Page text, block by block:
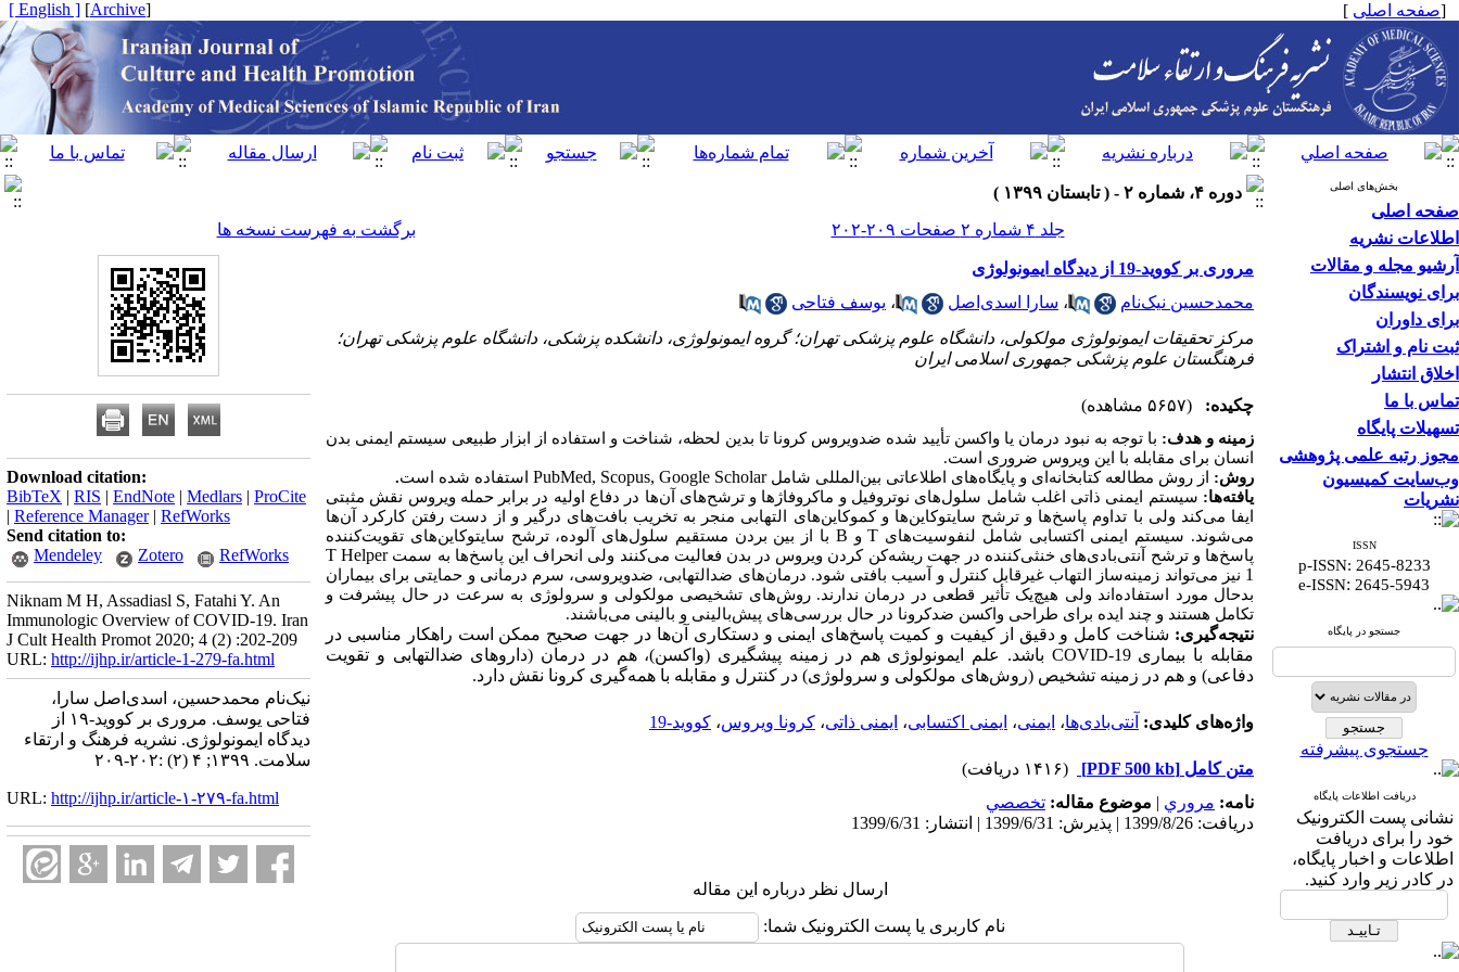
[صفحه اصلی ]
[
Archive
]
[ English ]
بخش‌های اصلی
صفحه اصلی
اطلاعات نشریه
آرشیو مجله و مقالات
برای نویسندگان
برای داوران
ثبت نام و اشتراک
اخلاق انتشار
تماس با ما
تسهیلات پایگاه
مجوز رتبه علمی پژوهشی
وب‌سایت کمیسیون
نشریات
ISSN
p-ISSN: 2645-8233
e-ISSN: 2645-5943
جستجو در پایگاه
جستجوی پیشرفته
دریافت اطلاعات پایگاه
نشانی پست الکترونیک
خود را برای دریافت
اطلاعات و اخبار پایگاه،
در کادر زیر وارد کنید.
دوره ۴، شماره ۲ - ( تابستان ۱۳۹۹ )
جلد ۴ شماره ۲ صفحات ۲۰۹-۲۰۲
برگشت به فهرست نسخه ها
مروری بر کووید-19 از دیدگاه ایمونولوژی
محمدحسین نیک‌نام
، سارا اسدی‌اصل ، یوسف فتاحی
مرکز تحقیقات ایمونولوژی مولکولی، دانشگاه علوم پزشکی تهران؛ گروه ایمونولوژی، دانشکده پزشکی، دانشگاه علوم پزشکی تهران؛
فرهنگستان علوم پزشکی جمهوری اسلامی ایران
چکیده: (۵۶۵۷ مشاهده)
زمینه و هدف: با توجه به نبود درمان یا واکسن تأیید شده ضدویروس کرونا تا بدین لحظه، شناخت و استفاده از ابزار طبیعی سیستم ایمنی بدن
انسان برای مقابله با این ویروس ضروری است.
روش: از روش مطالعه کتابخانه‌ای و پایگاه‌های اطلاعاتی بین‌المللی شاملPubMed, Scopus, Google Scholar استفاده شده است.
یافته‌ها: سیستم ایمنی ذاتی اغلب شامل سلول‌های نوتروفیل و ماکروفاژها و ترشح‌های آن‌ها در دفاع اولیه در برابر حمله ویروس نقش مثبتی
ایفا می‌کند ولی با تداوم پاسخ‌ها و ترشح سایتوکاین‌ها و کموکاین‌های التهابی منجر به تخریب بافت‌های درگیر و از دست رفتن کارکرد آن‌ها
می‌شوند. سیستم ایمنی اکتسابی شامل لنفوسیت‌های Tو B با از بین بردن مستقیم سلول‌های آلوده، ترشح سایتوکاین‌های تقویت‌کننده
پاسخ‌ها و ترشح آنتی‌بادی‌های خنثی‌کننده در جهت ریشه‌کن کردن ویروس در بدن فعالیت می‌کنند ولی انحراف این پاسخ‌ها به سمتT Helper
1 نیز می‌تواند زمینه‌ساز التهاب غیرقابل کنترل و آسیب بافتی شود. درمان‌های ضدالتهابی، ضدویروسی، سرم درمانی و حمایتی برای بیماران
بدحال مورد استفاده‌اند ولی هیچ‌یک تأثیر قطعی در درمان ندارند. روش‌های تشخیصی مولکولی و سرولوژی به سرعت در حال پیشرفت و
تکامل هستند و چند ایده برای طراحی واکسن ضدکرونا در حال بررسی‌های پیش‌بالینی و بالینی می‌باشند.
نتیجه‌گیری: شناخت کامل و دقیق از کیفیت و کمیت پاسخ‌های ایمنی و دستکاری آن‌ها در جهت صحیح ممکن است راهکار مناسبی در
مقابله با بیماریCOVID-19 باشد. علم ایمونولوژی هم در زمینه پیشگیری (واکسن)، هم در درمان (داروهای ضدالتهابی و تقویت
دفاعی) و هم در زمینه تشخیص (روش‌های مولکولی و سرولوژی) در کنترل و مقابله با همه‌گیری کرونا نقش دارد.
واژه‌های کلیدی: آنتی‌بادی‌ها، ایمنی، ایمنی اکتسابی، ایمنی ذاتی، کرونا ویروس، کووید-19
متن کامل [PDF 500 kb]
(۱۴۱۶ دریافت)
نامه: مروري | موضوع مقاله: تخصصي
دریافت: 1399/8/26 | پذیرش: 1399/6/31 | انتشار: 1399/6/31
ارسال نظر درباره این مقاله
نام کاربری یا پست الکترونیک شما:
Download citation:
BibTeX | RIS | EndNote | Medlars | ProCite
| Reference Manager| RefWorks
Send citation to:
Mendeley
Zotero RefWorks
Niknam M H, Assadiasl S, Fatahi Y. An
Immunologic Overview of COVID-19. Iran
J Cult Health Promot 2020; 4 (2) :202-209
URL: http://ijhp.ir/article-1-279-fa.html
نیک‌نام محمدحسین، اسدی‌اصل سارا،
فتاحی یوسف. مروری بر کووید-۱۹ از
دیدگاه ایمونولوژی. نشريه فرهنگ و ارتقاء
سلامت. ۱۳۹۹; ۴ (۲) :۲۰۲-۲۰۹
URL: http://ijhp.ir/article-۱-۲۷۹-fa.html